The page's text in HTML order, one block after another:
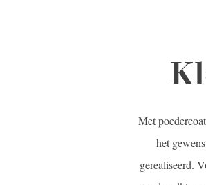
Met
het
gerealiseerd.